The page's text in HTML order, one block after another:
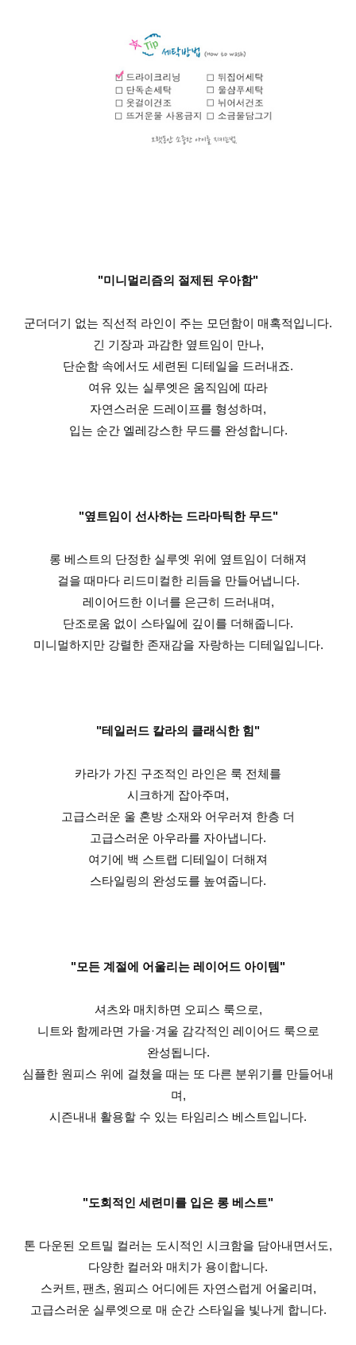
"미니멀리즘의 절제된 우아함"
군더더기 없는 직선적 라인이 주는 모던함이 매혹적입니다.
긴 기장과 과감한 옆트임이 만나,
단순함 속에서도 세련된 디테일을 드러내죠.
여유 있는 실루엣은 움직임에 따라
자연스러운 드레이프를 형성하며,
입는 순간 엘레강스한 무드를 완성합니다.
"옆트임이 선사하는 드라마틱한 무드"
롱 베스트의 단정한 실루엣 위에 옆트임이 더해져
걸을 때마다 리드미컬한 리듬을 만들어냅니다.
레이어드한 이너를 은근히 드러내며,
단조로움 없이 스타일에 깊이를 더해줍니다.
미니멀하지만 강렬한 존재감을 자랑하는 디테일입니다.
"테일러드 칼라의 클래식한 힘"
카라가 가진 구조적인 라인은 룩 전체를
시크하게 잡아주며,
고급스러운 울 혼방 소재와 어우러져 한층 더
고급스러운 아우라를 자아냅니다.
여기에 백 스트랩 디테일이 더해져
스타일링의 완성도를 높여줍니다.
"모든 계절에 어울리는 레이어드 아이템"
셔츠와 매치하면 오피스 룩으로,
니트와 함께라면 가을·겨울 감각적인 레이어드 룩으로
완성됩니다.
심플한 원피스 위에 걸쳤을 때는 또 다른 분위기를 만들어내
며,
시즌내내 활용할 수 있는 타임리스 베스트입니다.
"도회적인 세련미를 입은 롱 베스트"
톤 다운된 오트밀 컬러는 도시적인 시크함을 담아내면서도,
다양한 컬러와 매치가 용이합니다.
스커트, 팬츠, 원피스 어디에든 자연스럽게 어울리며,